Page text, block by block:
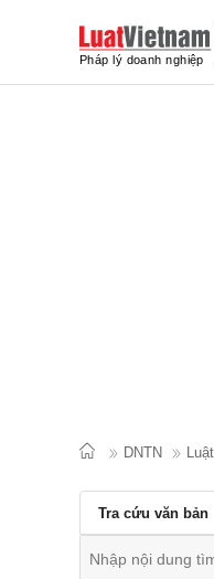
DNTN
Tra cứu văn bản